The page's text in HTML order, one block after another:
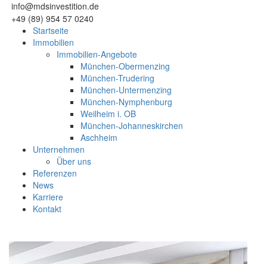
info@mdsinvestition.de
+49 (89) 954 57 0240
Startseite
Immobilien
Immobilien-Angebote
München-Obermenzing
München-Trudering
München-Untermenzing
München-Nymphenburg
Weilheim i. OB
München-Johanneskirchen
Aschheim
Unternehmen
Über uns
Referenzen
News
Karriere
Kontakt